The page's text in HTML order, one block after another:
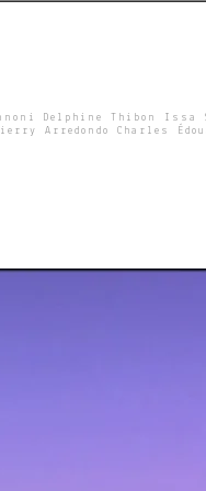
Delphine Thibon Issa
Arredondo Charles